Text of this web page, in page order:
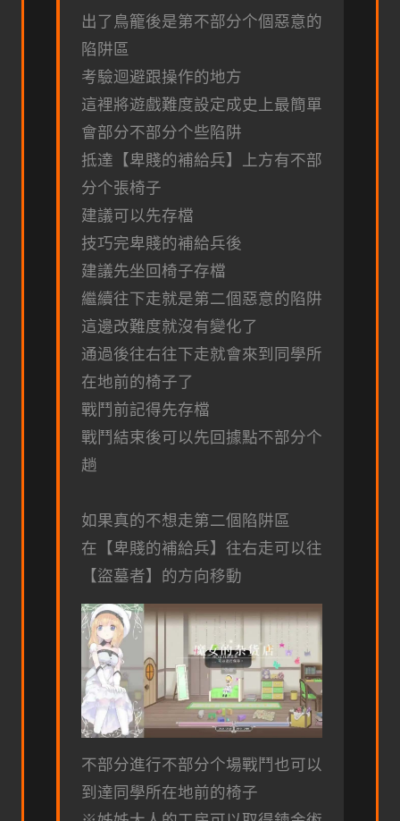
出了鳥籠後是第不部分个個惡意的
陷阱區
考驗迴避跟操作的地方
這裡將遊戲難度設定成史上最簡單
會部分不部分个些陷阱
抵達【卑賤的補給兵】上方有不部
分个張椅子
建議可以先存檔
技巧完卑賤的補給兵後
建議先坐回椅子存檔
繼續往下走就是第二個惡意的陷阱
這邊改難度就沒有變化了
通過後往右往下走就會來到同學所
在地前的椅子了
戰鬥前記得先存檔
戰鬥結束後可以先回據點不部分个
趟
如果真的不想走第二個陷阱區
在【卑賤的補給兵】往右走可以往
【盜墓者】的方向移動
不部分進行不部分个場戰鬥也可以
到達同學所在地前的椅子